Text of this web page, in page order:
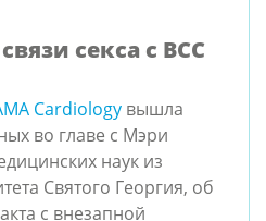
секса с ВСС
Cardiology вышла
во главе с Мэри
наук из
Святого Георгия, об
с внезапной